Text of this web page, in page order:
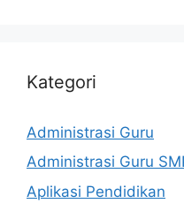
Kategori
Administrasi Guru
Administrasi Guru
Aplikasi Pendidikan